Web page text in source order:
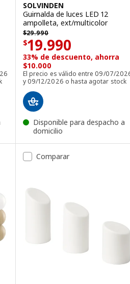
SOLVINDEN
Guirnalda de luces LED 12
ampolleta, ext/multicolor
$29.990
$ 29990
$19.990
Precio $ 19990
33% de descuento, ahorra
$10.000
El precio es válido entre 09/07/
y 09/12/2026 o hasta agotar stock
Disponible para despacho a
domicilio
Comparar